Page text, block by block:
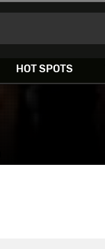
HOT SPOTS